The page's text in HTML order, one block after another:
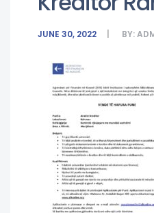
JUNE 30, 2022 BY: